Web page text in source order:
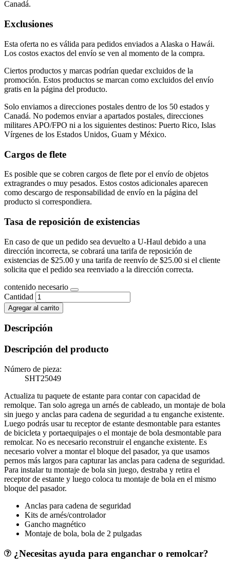
Canadá.
Exclusiones
Esta oferta no es válida para pedidos enviados a Alaska o Hawái.
Los costos exactos del envío se ven al momento de la compra.
Ciertos productos y marcas podrían quedar excluidos de la
promoción. Estos productos se marcan como excluidos del envío
gratis en la página del producto.
Solo enviamos a direcciones postales dentro de los 50 estados y
Canadá. No podemos enviar a apartados postales, direcciones
militares APO/FPO ni a los siguientes destinos: Puerto Rico, Islas
Vírgenes de los Estados Unidos, Guam y México.
Cargos de flete
Es posible que se cobren cargos de flete por el envío de objetos
extragrandes o muy pesados. Estos costos adicionales aparecen
como descargo de responsabilidad de envío en la página del
producto si correspondiera.
Tasa de reposición de existencias
En caso de que un pedido sea devuelto a U-Haul debido a una
dirección incorrecta, se cobrará una tarifa de reposición de
existencias de $25.00 y una tarifa de reenvío de $25.00 si el cliente
solicita que el pedido sea reenviado a la dirección correcta.
contenido necesario
Cantidad
Agregar al carrito
Descripción
Descripción del producto
Número de pieza:
SHT25049
Actualiza tu paquete de estante para contar con capacidad de
remolque. Tan solo agrega un arnés de cableado, un montaje de bola
sin juego y anclas para cadena de seguridad a tu enganche existente.
Luego podrás usar tu receptor de estante desmontable para estantes
de bicicleta y portaequipajes o el montaje de bola desmontable para
remolcar. No es necesario reconstruir el enganche existente. Es
necesario volver a montar el bloque del pasador, ya que usamos
pernos más largos para capturar las anclas para cadena de seguridad.
Para instalar tu montaje de bola sin juego, destraba y retira el
receptor de estante y luego coloca tu montaje de bola en el mismo
bloque del pasador.
Anclas para cadena de seguridad
Kits de arnés/controlador
Gancho magnético
Montaje de bola, bola de 2 pulgadas
¿Necesitas ayuda para enganchar o remolcar?